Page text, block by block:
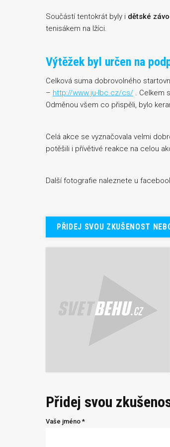
Součástí tentokrát byly i dětské
tenisákem na lžíci.
Výtěžek byl určen na
Celková suma dobrovolného
– http://www.ju-lbc.cz/cs/ . Celkem
Odměnou všem co přispěli, bylo
Celá akce se vyznačovala velmi
potěšili i přívětivé reakce na celou
Další fotografie naleznete u
PŘIDEJ SVOU ZKUŠENOST
Přidej svou
Vaše jméno *